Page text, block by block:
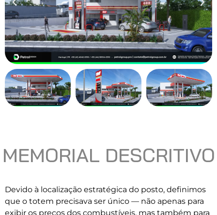
MEMORIAL DESCRITIVO
Devido à localização estratégica do posto, definimos
que o totem precisava ser único — não apenas para
exibir os preços dos combustíveis, mas também para